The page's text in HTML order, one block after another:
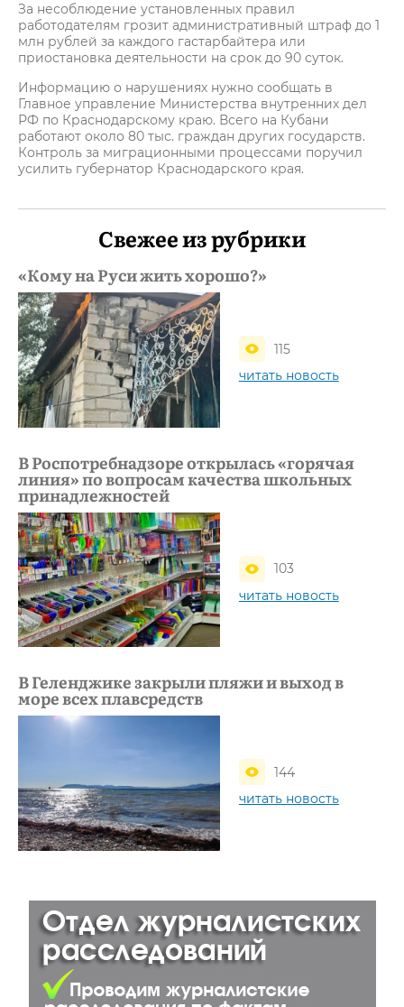
За несоблюдение установленных правил
работодателям грозит административный штраф до 1
млн рублей за каждого гастарбайтера или
приостановка деятельности на срок до 90 суток.
Информацию о нарушениях нужно сообщать в
Главное управление Министерства внутренних дел
РФ по Краснодарскому краю. Всего на Кубани
работают около 80 тыс. граждан других государств.
Контроль за миграционными процессами поручил
усилить губернатор Краснодарского края.
Свежее из рубрики
«Кому на Руси жить хорошо?»
115
читать новость
В Роспотребнадзоре открылась «горячая
линия» по вопросам качества школьных
принадлежностей
103
читать новость
В Геленджике закрыли пляжи и выход в
море всех плавсредств
144
читать новость